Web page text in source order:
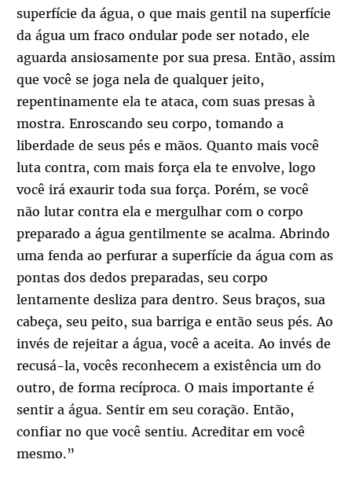
superfície da água, o que mais gentil na superfície
da água um fraco ondular pode ser notado, ele
aguarda ansiosamente por sua presa. Então, assim
que você se joga nela de qualquer jeito,
repentinamente ela te ataca, com suas presas à
mostra. Enroscando seu corpo, tomando a
liberdade de seus pés e mãos. Quanto mais você
luta contra, com mais força ela te envolve, logo
você irá exaurir toda sua força. Porém, se você
não lutar contra ela e mergulhar com o corpo
preparado a água gentilmente se acalma. Abrindo
uma fenda ao perfurar a superfície da água com as
pontas dos dedos preparadas, seu corpo
lentamente desliza para dentro. Seus braços, sua
cabeça, seu peito, sua barriga e então seus pés. Ao
invés de rejeitar a água, você a aceita. Ao invés de
recusá-la, vocês reconhecem a existência um do
outro, de forma recíproca. O mais importante é
sentir a água. Sentir em seu coração. Então,
confiar no que você sentiu. Acreditar em você
mesmo.”